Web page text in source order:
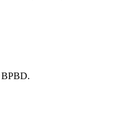
BPBD.